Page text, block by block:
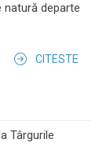
natură departe
CITESTE
Târgurile